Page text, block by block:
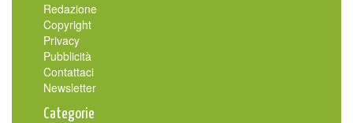
Redazione
Copyright
Privacy
Pubblicità
Contattaci
Newsletter
Categorie